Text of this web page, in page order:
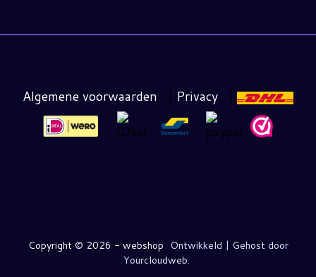
Algemene voorwaarden | Privacy |
Copyright © 2026 - webshop Ontwikkeld | Gehost door
Yourcloudweb.